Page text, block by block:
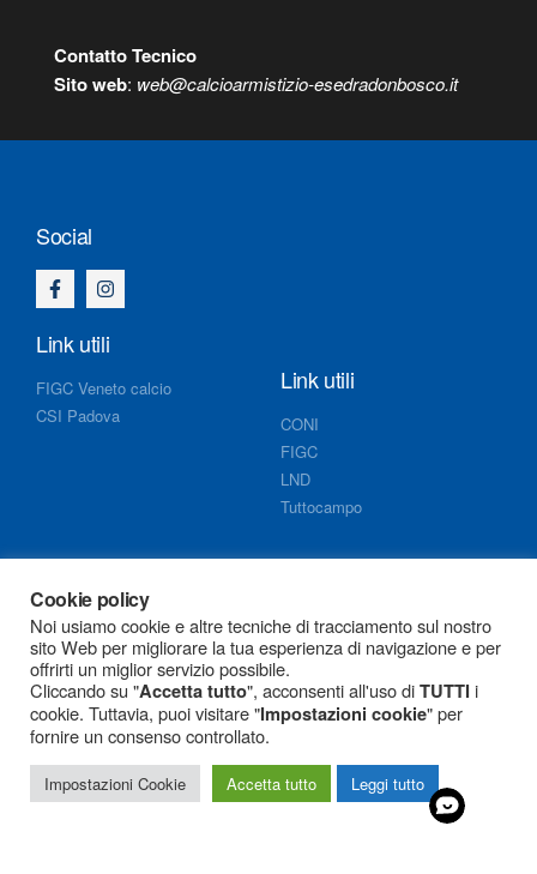
Contatto Tecnico
Sito web: web@calcioarmistizio-esedradonbosco.it
Social
Link utili
FIGC Veneto calcio
CSI Padova
Link utili
CONI
FIGC
LND
Tuttocampo
Info
Documenti segreteria
Cookie policy
Privacy policy
G.P.D.P.
Associazione Sportiva DilettantisticaCalcio
© 2022 All Rights
Cookie policy
Noi usiamo cookie e altre tecniche di tracciamento sul nostro
sito Web per migliorare la tua esperienza di navigazione e per
offrirti un miglior servizio possibile.
Cliccando su "Accetta tutto", acconsenti all'uso diTUTTI i
cookie. Tuttavia, puoi visitare "Impostazioni cookie" per
fornire un consenso controllato.
Impostazioni Cookie Accetta tutto Leggi tutto